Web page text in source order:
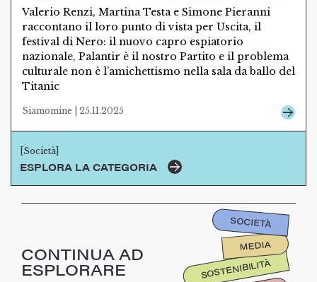
Valerio Renzi, Martina Testa e Simone Pieranni
raccontano il loro punto di vista per Uscita, il
festival di Nero: il nuovo capro espiatorio
nazionale, Palantir è il nostro Partito e il problema
culturale non è l’amichettismo nella sala da ballo del
Titanic
Siamomine | 25.11.2025
[Società]
ESPLORA LA CATEGORIA
CONTINUA AD
ESPLORARE SOSTENIBILITÀ
MEDIA
SOCIETÀ